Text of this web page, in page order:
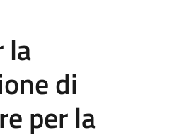
la
di
per la